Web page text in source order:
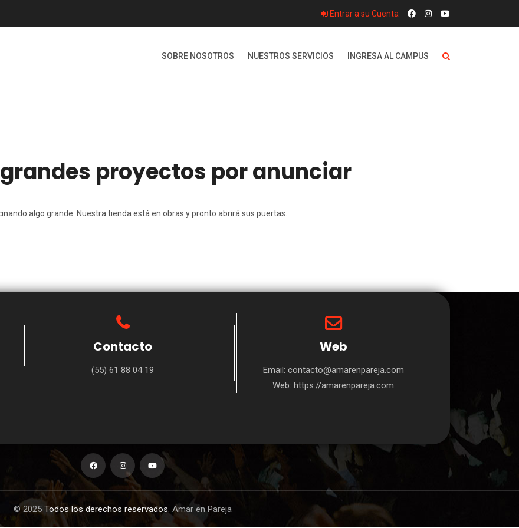
Entrar a su Cuenta
SOBRE NOSOTROS NUESTROS SERVICIOS INGRESA AL CAMPUS
proyectos por anunciar
algo grande. Nuestra tienda está en obras y pronto abrirá sus puertas.
Contacto
(55) 61 88 04 19
Web
Email: contacto@amarenpareja.com
Web: https://amarenpareja.com
© 2025 Todos los derechos reservados. Amar en Pareja